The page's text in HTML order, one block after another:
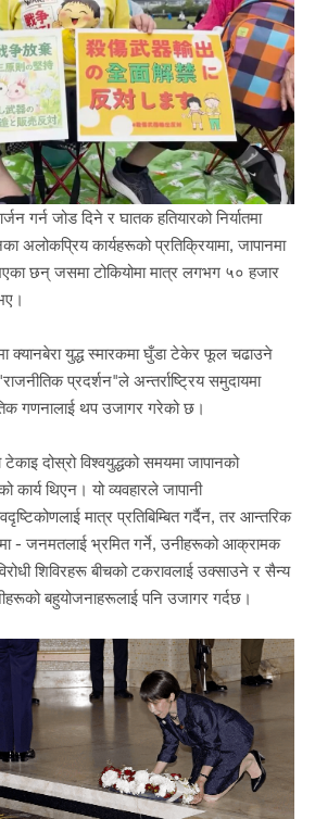
गर्न जोड दिने र घातक हतियारको निर्यातमा
अलोकप्रिय कार्यहरूको प्रतिक्रियामा, जापानमा
छन् जसमा टोकियोमा मात्र लगभग ५० हजार
क्यानबेरा युद्ध स्मारकमा घुँडा टेकेर फूल चढाउने
प्रदर्शन"ले अन्तर्राष्ट्रिय समुदायमा
गणनालाई थप उजागर गरेको छ।
दोस्रो विश्वयुद्धको समयमा जापानको
कार्य थिएन। यो व्यवहारले जापानी
मात्र प्रतिबिम्बित गर्दैन, तर आन्तरिक
- जनमतलाई भ्रमित गर्ने, उनीहरूको आक्रामक
शिविरहरू बीचको टकरावलाई उक्साउने र सैन्य
बहुयोजनाहरूलाई पनि उजागर गर्दछ।